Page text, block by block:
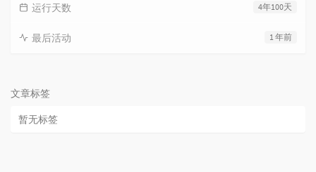
4年100天
运行天数
1 年前
最后活动
文章标签
暂无标签